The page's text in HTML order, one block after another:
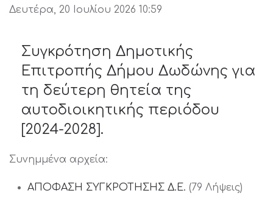
Δευτέρα, 20 Ιουλίου 2026 10:59
Συγκρότηση Δημοτικής
Επιτροπής Δήμου Δωδώνης για
τη δεύτερη θητεία της
αυτοδιοικητικής περιόδου
[2024-2028].
Συνημμένα αρχεία:
ΑΠΟΦΑΣΗ ΣΥΓΚΡΟΤΗΣΗΣ Δ.Ε. (79 Λήψεις)